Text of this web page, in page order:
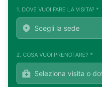
1. DOVE VUOI FARE LA VISITA? *
2. COSA VUOI PRENOTARE? *